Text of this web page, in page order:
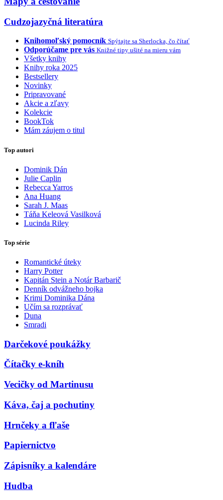
Cudzojazyčná literatúra
Knihomoľský pomocník Spýtajte sa Sherlocka, čo čítať
Odporúčame pre vás Knižné tipy ušité na mieru vám
Všetky knihy
Knihy roka 2025
Bestsellery
Novinky
Pripravované
Akcie a zľavy
Kolekcie
BookTok
Mám záujem o titul
Top autori
Dominik Dán
Julie Caplin
Rebecca Yarros
Ana Huang
Sarah J. Maas
Táňa Keleová Vasilková
Lucinda Riley
Top série
Romantické úteky
Harry Potter
Kapitán Stein a Notár Barbarič
Denník odvážneho bojka
Krimi Dominika Dána
Učím sa rozprávať
Duna
Smradi
Darčekové poukážky
Čítačky e-kníh
Vecičky od Martinusu
Káva, čaj a pochutiny
Hrnčeky a fľaše
Papiernictvo
Zápisníky a kalendáre
Hudba